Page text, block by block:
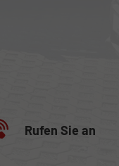
Rufen Sie an